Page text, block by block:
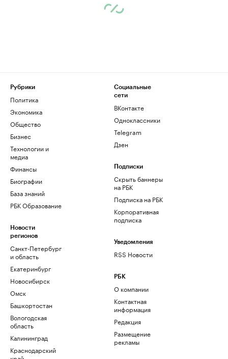
Рубрики
Политика
Экономика
Общество
Бизнес
Технологии и
медиа
Финансы
Биографии
База знаний
РБК Образование
Новости
регионов
Санкт-Петербург
и область
Екатеринбург
Новосибирск
Омск
Башкортостан
Вологодская
область
Калининград
Краснодарский
Социальные
сети
ВКонтакте
Одноклассники
Telegram
Дзен
Подписки
Скрыть баннеры
на РБК
Подписка на РБК
Корпоративная
подписка
Уведомления
RSS Новости
РБК
О компании
Контактная
информация
Редакция
Размещение
рекламы